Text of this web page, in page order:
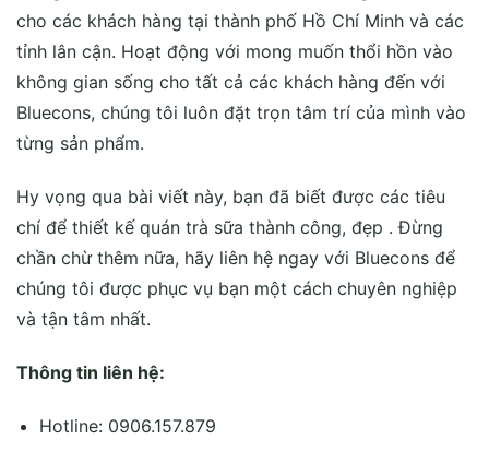
cho các khách hàng tại thành phố Hồ Chí Minh và các
tỉnh lân cận. Hoạt động với mong muốn thổi hồn vào
không gian sống cho tất cả các khách hàng đến với
Bluecons, chúng tôi luôn đặt trọn tâm trí của mình vào
từng sản phẩm.
Hy vọng qua bài viết này, bạn đã biết được các tiêu
chí để thiết kế quán trà sữa thành công, đẹp . Đừng
chần chừ thêm nữa, hãy liên hệ ngay với Bluecons để
chúng tôi được phục vụ bạn một cách chuyên nghiệp
và tận tâm nhất.
Thông tin liên hệ:
Hotline: 0906.157.879